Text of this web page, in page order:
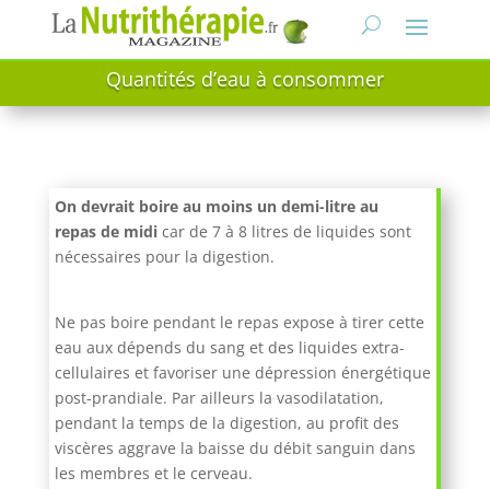
Quantités d’eau à consommer
On devrait boire au moins un demi-litre au
repas de midicar de 7 à 8 litres de liquides sont
nécessaires pour la digestion.
Ne pas boire pendant le repas expose à tirer cette
eau aux dépends du sang et des liquides extra-
cellulaires et favoriser une dépression énergétique
post-prandiale. Par ailleurs la vasodilatation,
pendant la temps de la digestion, au profit des
viscères aggrave la baisse du débit sanguin dans
les membres et le cerveau.